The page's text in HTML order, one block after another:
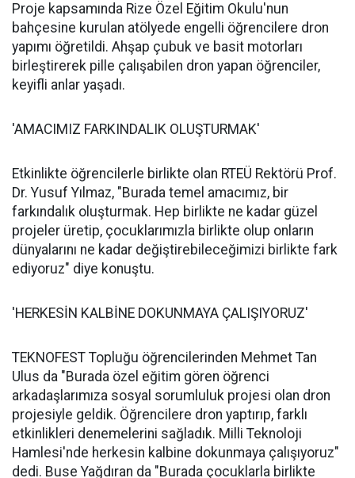
Proje kapsamında Rize Özel Eğitim Okulu'nun
bahçesine kurulan atölyede engelli öğrencilere dron
yapımı öğretildi. Ahşap çubuk ve basit motorları
birleştirerek pille çalışabilen dron yapan öğrenciler,
keyifli anlar yaşadı.
'AMACIMIZ FARKINDALIK OLUŞTURMAK'
Etkinlikte öğrencilerle birlikte olan RTEÜ Rektörü Prof.
Dr. Yusuf Yılmaz, "Burada temel amacımız, bir
farkındalık oluşturmak. Hep birlikte ne kadar güzel
projeler üretip, çocuklarımızla birlikte olup onların
dünyalarını ne kadar değiştirebileceğimizi birlikte fark
ediyoruz" diye konuştu.
'HERKESİN KALBİNE DOKUNMAYA ÇALIŞIYORUZ'
TEKNOFEST Topluğu öğrencilerinden Mehmet Tan
Ulus da "Burada özel eğitim gören öğrenci
arkadaşlarımıza sosyal sorumluluk projesi olan dron
projesiyle geldik. Öğrencilere dron yaptırıp, farklı
etkinlikleri denemelerini sağladık. Milli Teknoloji
Hamlesi'nde herkesin kalbine dokunmaya çalışıyoruz"
dedi. Buse Yağdıran da "Burada çocuklarla birlikte